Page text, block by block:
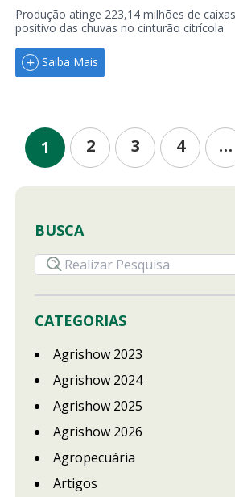
Produção atinge 223,14 milhões de
positivo das chuvas no cinturão citrícola
Saiba Mais
1 2 3 4 …
BUSCA
CATEGORIAS
Agrishow 2023
Agrishow 2024
Agrishow 2025
Agrishow 2026
Agropecuária
Artigos